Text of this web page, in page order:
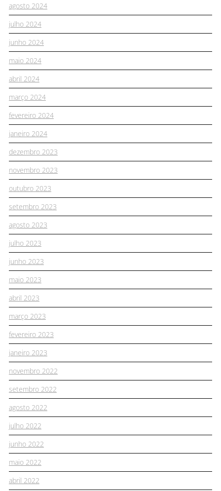
agosto 2024
julho 2024
junho 2024
maio 2024
abril 2024
março 2024
fevereiro 2024
janeiro 2024
dezembro 2023
novembro 2023
outubro 2023
setembro 2023
agosto 2023
julho 2023
junho 2023
maio 2023
abril 2023
março 2023
fevereiro 2023
janeiro 2023
novembro 2022
setembro 2022
agosto 2022
julho 2022
junho 2022
maio 2022
abril 2022